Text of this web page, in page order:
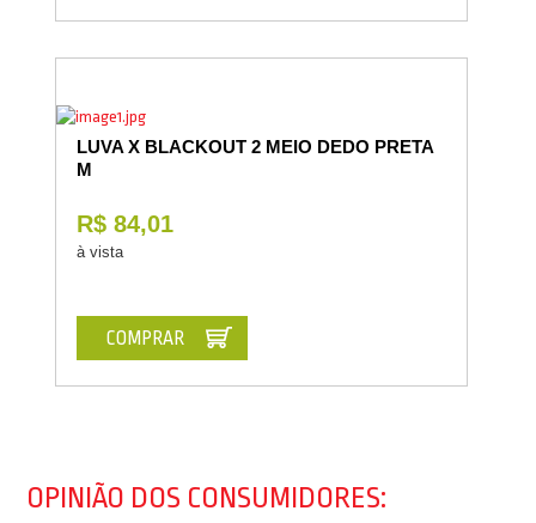
LUVA X BLACKOUT 2 MEIO DEDO PRETA
M
R$ 84,01
à vista
COMPRAR
OPINIÃO DOS CONSUMIDORES: